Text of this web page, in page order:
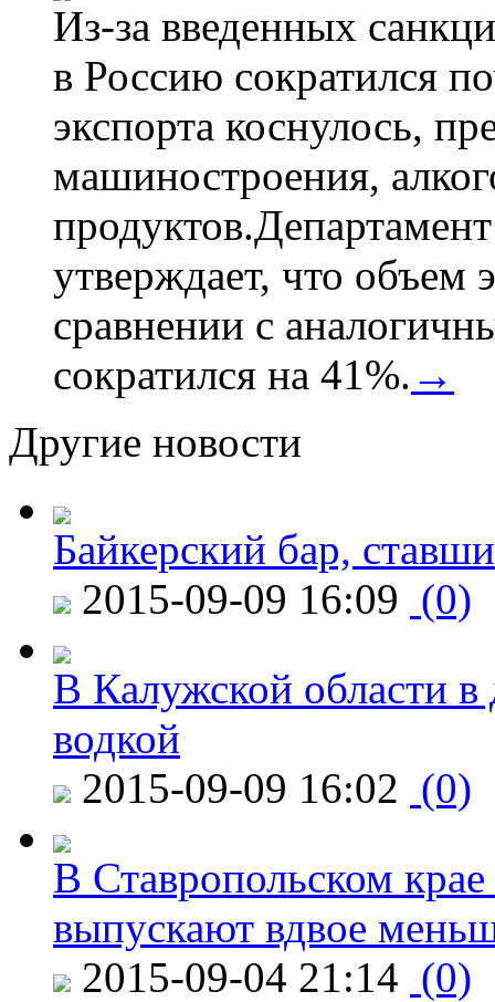
Из-за введенных
в Россию сократился
экспорта коснулось,
машиностроения,
утверждает, что объем
сравнении с
сократился на 41%. →
Другие новости
Байкерский бар,
2015-09-09 16:09 (0)
В Калужской области в
водкой
2015-09-09 16:02 (0)
В Ставропольском
выпускают вдвое
2015-09-04 21:14 (0)